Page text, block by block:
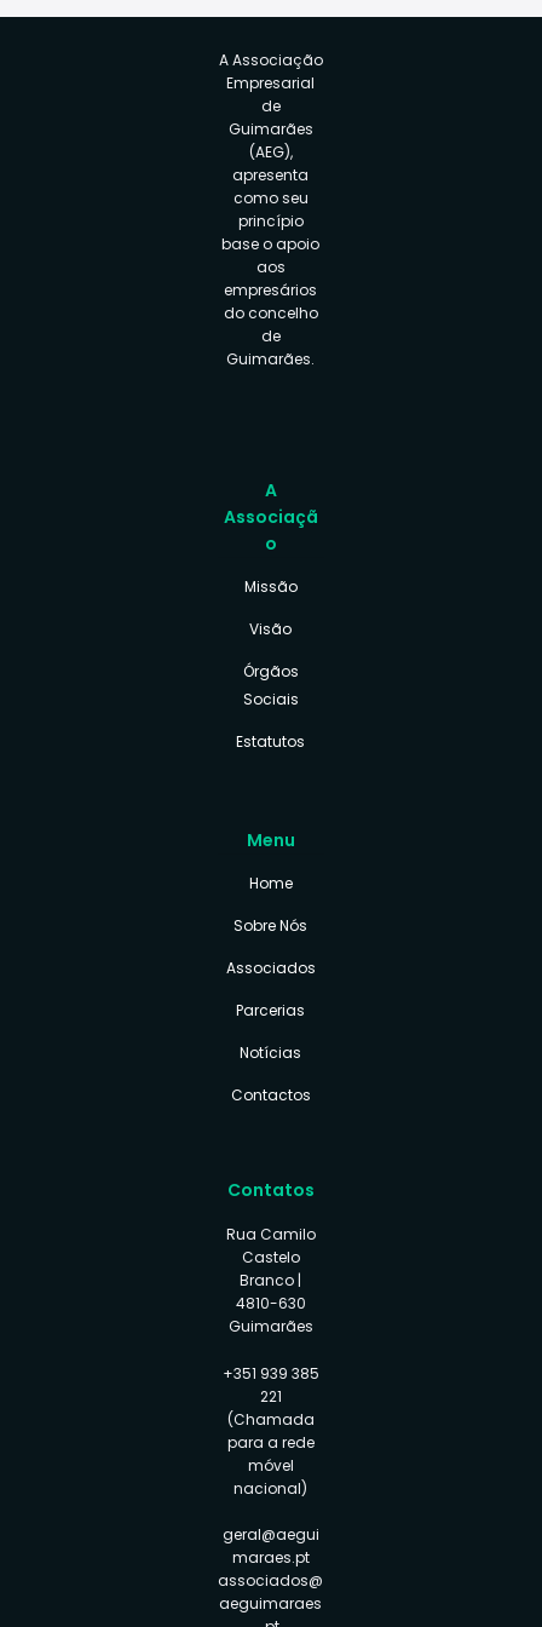
A Associação
Empresarial
de
Guimarães
(AEG),
apresenta
como seu
princípio
base o apoio
aos
empresários
do concelho
de
Guimarães.
A
Associaçã
o
Missão
Visão
Órgãos
Sociais
Estatutos
Menu
Home
Sobre Nós
Associados
Parcerias
Notícias
Contactos
Contatos
Rua Camilo
Castelo
Branco |
4810-630
Guimarães
+351 939 385
221
(Chamada
para a rede
móvel
nacional)
geral@aegui
maraes.pt
associados@
aeguimaraes